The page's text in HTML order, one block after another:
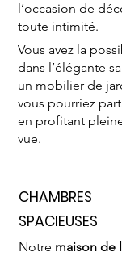
l’occasion de
toute intimité.
Vous avez la
dans l’élégante
un mobilier de
vous pourriez
en profitant
vue.
CHAMBRES
SPACIEUSES
Notre maison de